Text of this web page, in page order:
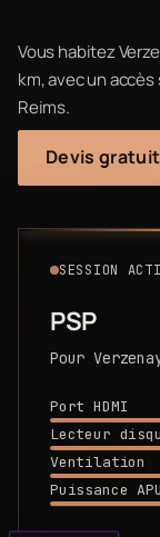
Vous habitez
km, avec un
Reims.
Devis gratuit
SESSION
PSP
Pour
Port HDMI
Lecteur
Ventilation
Puissance APU